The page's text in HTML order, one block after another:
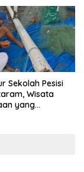
Sekolah Pesisi
Wisata
yang